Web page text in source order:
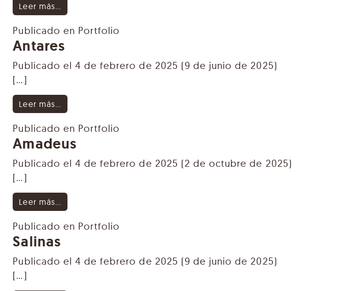
Leer más…
Publicado en Portfolio
Antares
Publicado el 4 de febrero de 2025 (9 de junio de 2025)
[…]
Leer más…
Publicado en Portfolio
Amadeus
Publicado el 4 de febrero de 2025 (2 de octubre de 2025)
[…]
Leer más…
Publicado en Portfolio
Salinas
Publicado el 4 de febrero de 2025 (9 de junio de 2025)
[…]